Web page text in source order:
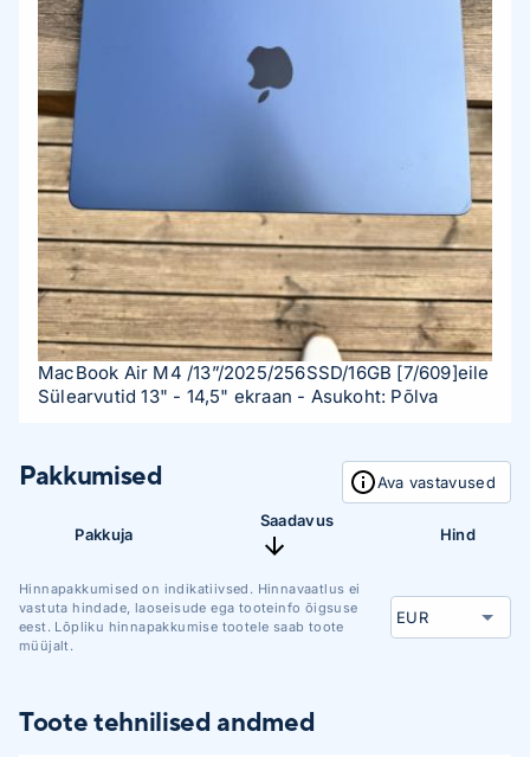
MacBook Air M4 /13”/2025/256SSD/16GB [7/609]
Sülearvutid 13" - 14,5" ekraan - Asukoht: Põlva
eile
Pakkumised Ava vastavused
Pakkuja
Saadavus
Hind
Hinnapakkumised on indikatiivsed. Hinnavaatlus ei
vastuta hindade, laoseisude ega tooteinfo õigsuse
eest. Lõpliku hinnapakkumise tootele saab toote
müüjalt.
Toote tehnilised andmed